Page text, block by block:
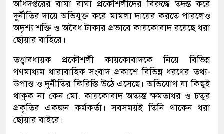
অধিদপ্তরের বাঘা বাঘা প্রকৌশলীদের বিরুদ্ধে তদন্ত করে
দুর্নীতির দায়ে অভিযুক্ত করে মামলা দায়ের করতে পারলেও
অদৃশ্য শক্তি ও অবৈধ টাকার প্রভাবে কায়কোবাদ রয়েছে ধরা
ছোঁয়ার বাহিরে।
তত্ত্বাবধায়ক প্রকৌশলী কায়কোবাদকে নিয়ে বিভিন্ন
গণমাধ্যম ধারাবাহিক সংবাদ প্রকাশে বিভিন্ন ধরণের তথ্য-
উপাত্ত ও দুর্নীতির ফিরিস্তি উঠে এসেছে। অভিযোগ যা কিছুই
থাকুক না কেন মো. কায়কোবাদ অত্যন্ত ক্ষমতাধর ও চতুর
প্রকৃতির একজন কর্মকর্তা। সবসময়ই তিনি থাকেন ধরা
ছোঁয়ার বাইরে।